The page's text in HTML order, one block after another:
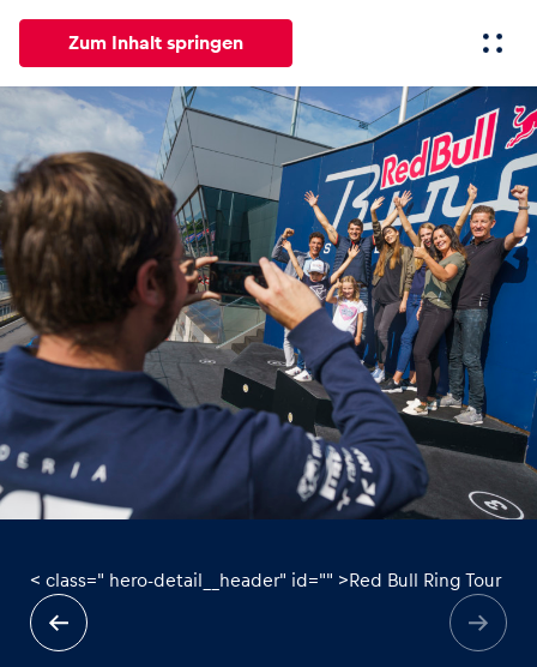
Zum Inhalt springen
Alle News Events Erlebnisse Seiten
News
Alle anzeigen
Events
Alle anzeigen
< class=" hero-detail__header" id="" >Red Bull Ring Tour